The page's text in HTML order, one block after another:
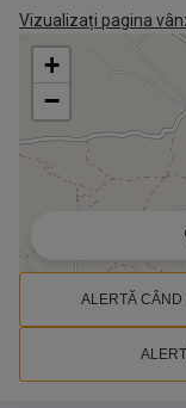
Vizualizați pagina
+
−
ALERTĂ CÂND